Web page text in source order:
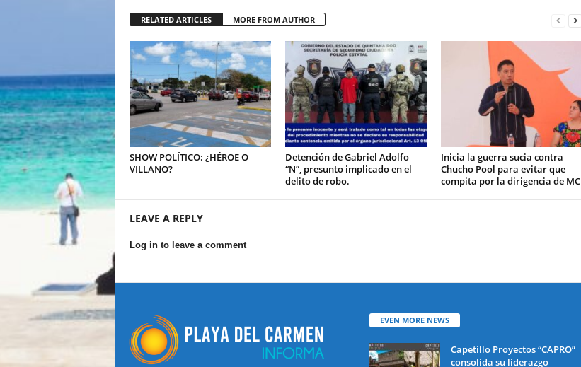
RELATED ARTICLES MORE FROM AUTHOR
SHOW POLÍTICO: ¿HÉROE O
VILLANO?
Detención de Gabriel Adolfo
“N”, presunto implicado en el
delito de robo.
Inicia la guerra sucia contra
Chucho Pool para evitar que
compita por la dirigencia de MC
LEAVE A REPLY
Log in to leave a comment
EVEN MORE NEWS
Capetillo Proyectos “CAPRO”
consolida su liderazgo